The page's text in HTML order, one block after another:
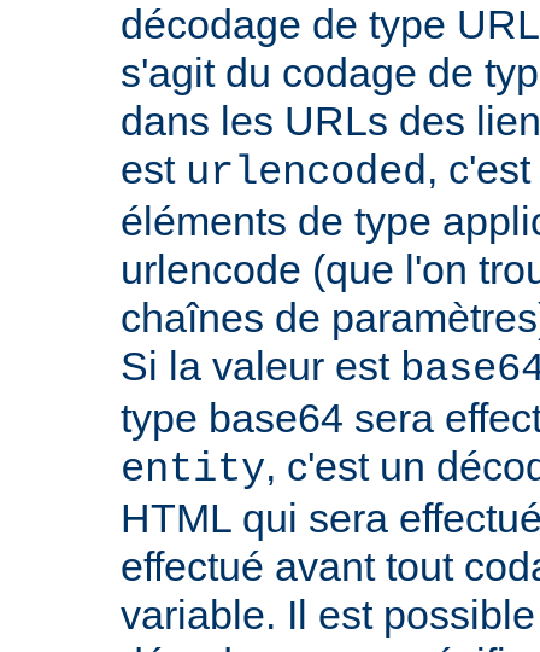
décodage de type
s'agit du codage de
dans les URLs des
est urlencoded,
éléments de type
urlencode (que l'on
chaînes de
Si la valeur est
type base64 sera
entity, c'est un
HTML qui sera
effectué avant tout
variable. Il est